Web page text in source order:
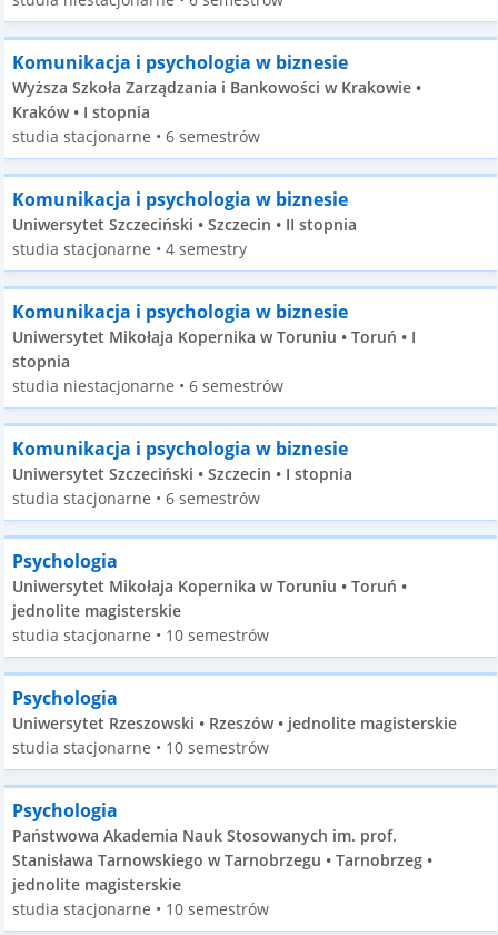
Komunikacja i psychologia w biznesie
Wyższa Szkoła Zarządzania i Bankowości w Krakowie •
Kraków • I stopnia
studia stacjonarne • 6 semestrów
Komunikacja i psychologia w biznesie
Uniwersytet Szczeciński • Szczecin • II stopnia
studia stacjonarne • 4 semestry
Komunikacja i psychologia w biznesie
Uniwersytet Mikołaja Kopernika w Toruniu • Toruń • I
stopnia
studia niestacjonarne • 6 semestrów
Komunikacja i psychologia w biznesie
Uniwersytet Szczeciński • Szczecin • I stopnia
studia stacjonarne • 6 semestrów
Psychologia
Uniwersytet Mikołaja Kopernika w Toruniu • Toruń •
jednolite magisterskie
studia stacjonarne • 10 semestrów
Psychologia
Uniwersytet Rzeszowski • Rzeszów • jednolite magisterskie
studia stacjonarne • 10 semestrów
Psychologia
Państwowa Akademia Nauk Stosowanych im. prof.
Stanisława Tarnowskiego w Tarnobrzegu • Tarnobrzeg •
jednolite magisterskie
studia stacjonarne • 10 semestrów